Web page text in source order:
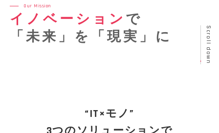
Our Mission
イノベーション で
「未来」を「現実」に
Scroll down
“IT×モノ”